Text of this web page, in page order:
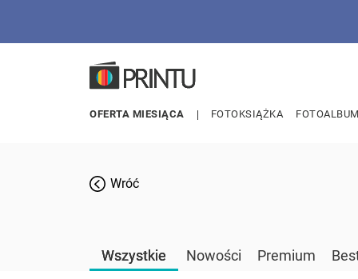
OFERTA MIESIĄCA FOTOKSIĄŻKA
Wróć
Wszystkie Nowości Premium